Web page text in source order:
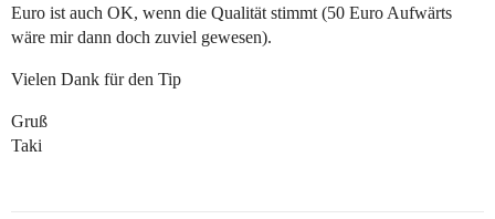
Euro ist auch OK, wenn die Qualität stimmt (50 Euro Aufwärts
wäre mir dann doch zuviel gewesen).
Vielen Dank für den Tip
Gruß
Taki